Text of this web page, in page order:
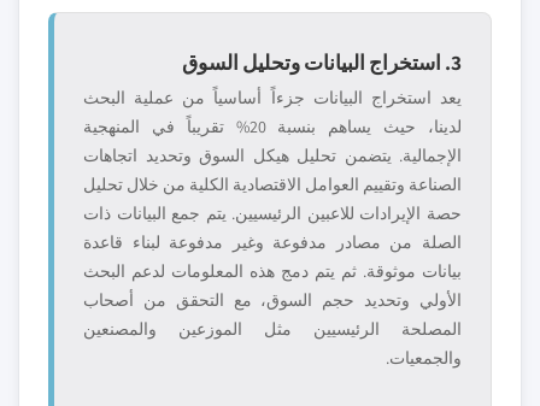
3. استخراج البيانات وتحليل السوق
يعد استخراج البيانات جزءاً أساسياً من عملية البحث
لدينا، حيث يساهم بنسبة 20% تقريباً في المنهجية
الإجمالية. يتضمن تحليل هيكل السوق وتحديد اتجاهات
الصناعة وتقييم العوامل الاقتصادية الكلية من خلال تحليل
حصة الإيرادات للاعبين الرئيسيين. يتم جمع البيانات ذات
الصلة من مصادر مدفوعة وغير مدفوعة لبناء قاعدة
بيانات موثوقة. ثم يتم دمج هذه المعلومات لدعم البحث
الأولي وتحديد حجم السوق، مع التحقق من أصحاب
المصلحة الرئيسيين مثل الموزعين والمصنعين
والجمعيات.